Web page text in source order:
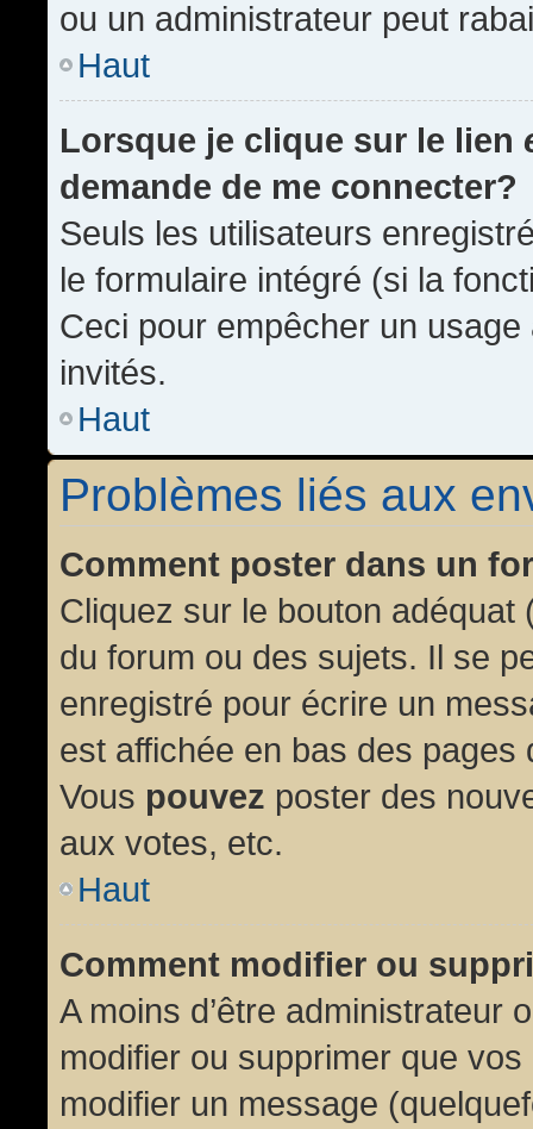
ou un administrateur peut
Haut
Lorsque je clique sur le lien
demande de me connecter?
Seuls les utilisateurs
le formulaire intégré (si la
Ceci pour empêcher un
invités.
Haut
Problèmes liés aux
Comment poster dans un
Cliquez sur le bouton
du forum ou des sujets. Il se
enregistré pour écrire un
est affichée en bas des
Vous pouvez poster des
aux votes, etc.
Haut
Comment modifier ou
A moins d’être administrateur
modifier ou supprimer que
modifier un message